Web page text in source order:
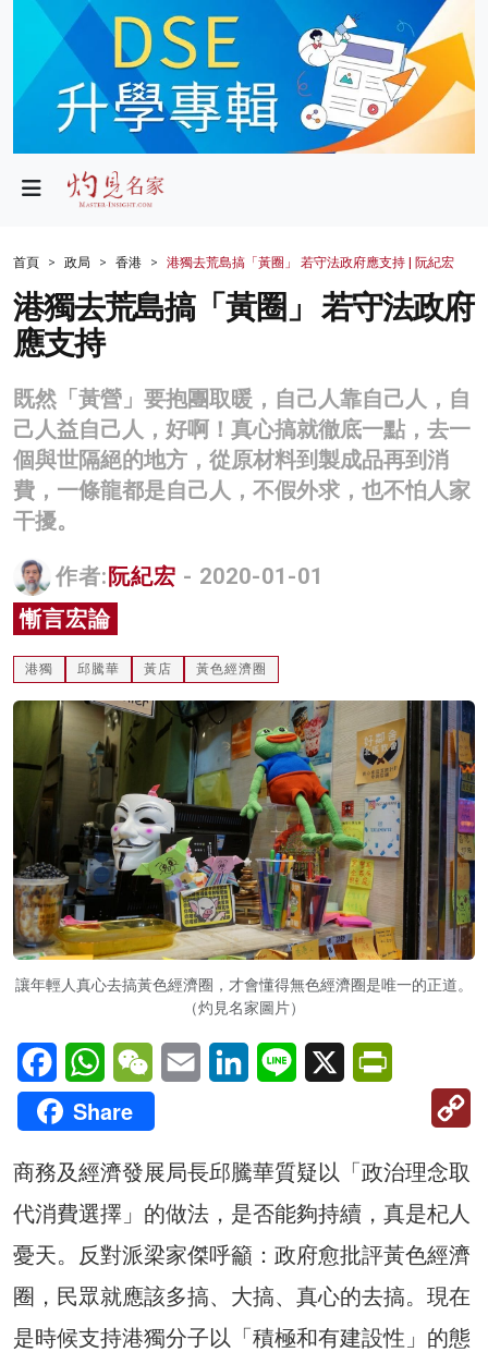
政局
財經
生活
健康
商業
科技
影片
名家榜
灼見活動
關於我們
首頁 政局 香港 港獨去荒島搞「黃圈」 若守法政府應支持 | 阮紀宏
港獨去荒島搞「黃圈」 若守法政府
應支持
既然「黃營」要抱團取暖，自己人靠自己人，自
己人益自己人，好啊！真心搞就徹底一點，去一
個與世隔絕的地方，從原材料到製成品再到消
費，一條龍都是自己人，不假外求，也不怕人家
干擾。
作者: 阮紀宏 - 2020-01-01
慚言宏論
港獨 邱騰華 黃店 黃色經濟圈
讓年輕人真心去搞黃色經濟圈，才會懂得無色經濟圈是唯一的正道。
（灼見名家圖片）
FacebookWhatsAppWeChatEmail LinkedInLine X
Share
商務及經濟發展局長邱騰華質疑以「政治理念取
代消費選擇」的做法，是否能夠持續，真是杞人
憂天。反對派梁家傑呼籲：政府愈批評黃色經濟
圈，民眾就應該多搞、大搞、真心的去搞。現在
是時候支持港獨分子以「積極和有建設性」的態